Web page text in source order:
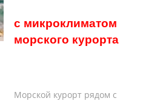
с микроклиматом
морского курорта
Морской курорт рядом с